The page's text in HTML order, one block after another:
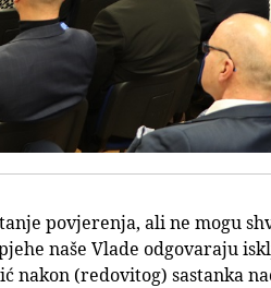
povjerenja, ali ne mogu
naše Vlade odgovaraju
(redovitog) sastanka